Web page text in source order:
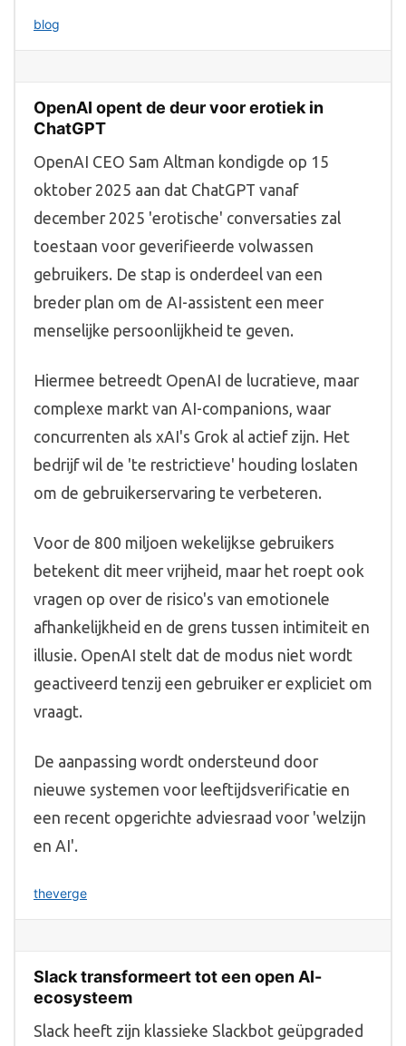
blog
OpenAI opent de deur voor erotiek in
ChatGPT
OpenAI CEO Sam Altman kondigde op 15
oktober 2025 aan dat ChatGPT vanaf
december 2025 'erotische' conversaties zal
toestaan voor geverifieerde volwassen
gebruikers. De stap is onderdeel van een
breder plan om de AI-assistent een meer
menselijke persoonlijkheid te geven.
Hiermee betreedt OpenAI de lucratieve, maar
complexe markt van AI-companions, waar
concurrenten als xAI's Grok al actief zijn. Het
bedrijf wil de 'te restrictieve' houding loslaten
om de gebruikerservaring te verbeteren.
Voor de 800 miljoen wekelijkse gebruikers
betekent dit meer vrijheid, maar het roept ook
vragen op over de risico's van emotionele
afhankelijkheid en de grens tussen intimiteit en
illusie. OpenAI stelt dat de modus niet wordt
geactiveerd tenzij een gebruiker er expliciet om
vraagt.
De aanpassing wordt ondersteund door
nieuwe systemen voor leeftijdsverificatie en
een recent opgerichte adviesraad voor 'welzijn
en AI'.
theverge
Slack transformeert tot een open AI-
ecosysteem
Slack heeft zijn klassieke Slackbot geüpgraded